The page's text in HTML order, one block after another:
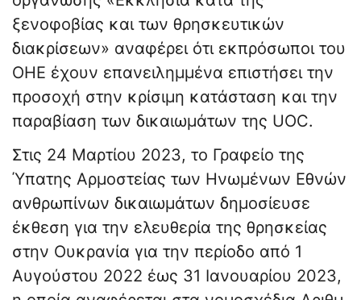
ξενοφοβίας και των θρησκευτικών
διακρίσεων» αναφέρει ότι εκπρόσωποι του
ΟΗΕ έχουν επανειλημμένα επιστήσει την
προσοχή στην κρίσιμη κατάσταση και την
παραβίαση των δικαιωμάτων της UOC.
Στις 24 Μαρτίου 2023, το Γραφείο της
Ύπατης Αρμοστείας των Ηνωμένων Εθνών
ανθρωπίνων δικαιωμάτων δημοσίευσε
έκθεση για την ελευθερία της θρησκείας
στην Ουκρανία για την περίοδο από 1
Αυγούστου 2022 έως 31 Ιανουαρίου 2023,